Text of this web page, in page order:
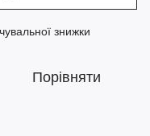
знижки
Порівняти